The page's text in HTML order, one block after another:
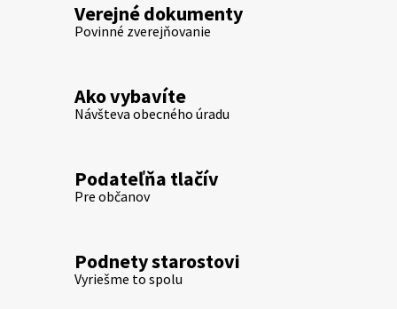
Verejné dokumenty
Povinné zverejňovanie
Ako vybavíte
Návšteva obecného úradu
Podateľňa tlačív
Pre občanov
Podnety starostovi
Vyriešme to spolu